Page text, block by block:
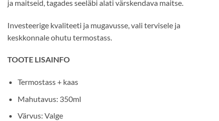
ja maitseid, tagades seeläbi alati värskendava maitse.
Investeerige kvaliteeti ja mugavusse, vali tervisele ja
keskkonnale ohutu termostass.
TOOTE LISAINFO
Termostass + kaas
Mahutavus: 350ml
Värvus: Valge